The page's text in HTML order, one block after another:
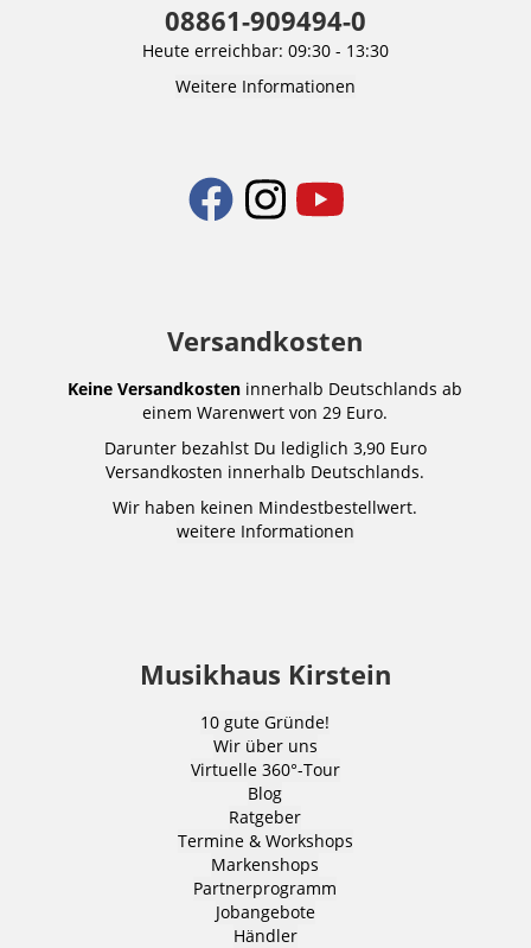
08861-909494-0
Heute erreichbar: 09:30 - 13:30
Weitere Informationen
Versandkosten
Keine Versandkosten innerhalb Deutschlands ab
einem Warenwert von 29 Euro.
Darunter bezahlst Du lediglich 3,90 Euro
Versandkosten innerhalb Deutschlands.
Wir haben keinen Mindestbestellwert.
weitere Informationen
Musikhaus Kirstein
10 gute Gründe!
Wir über uns
Virtuelle 360°-Tour
Blog
Ratgeber
Termine & Workshops
Markenshops
Partnerprogramm
Jobangebote
Händler